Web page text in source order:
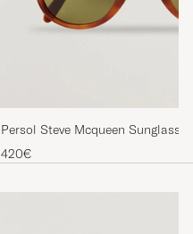
Persol Steve Mcqueen
420€